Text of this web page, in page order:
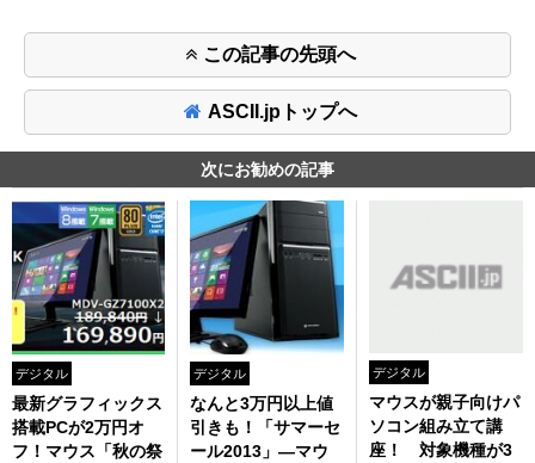
この記事の先頭へ
ASCII.jpトップへ
次にお勧めの記事
デジタル
最新グラフィックス
搭載PCが2万円オ
フ！マウス「秋の祭
デジタル
なんと3万円以上値
引きも！「サマーセ
ール2013」—マウ
デジタル
マウスが親子向けパ
ソコン組み立て講
座！ 対象機種が3